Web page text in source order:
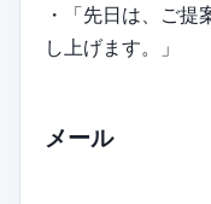
・「先日は、ご提
し上げます。」
メール